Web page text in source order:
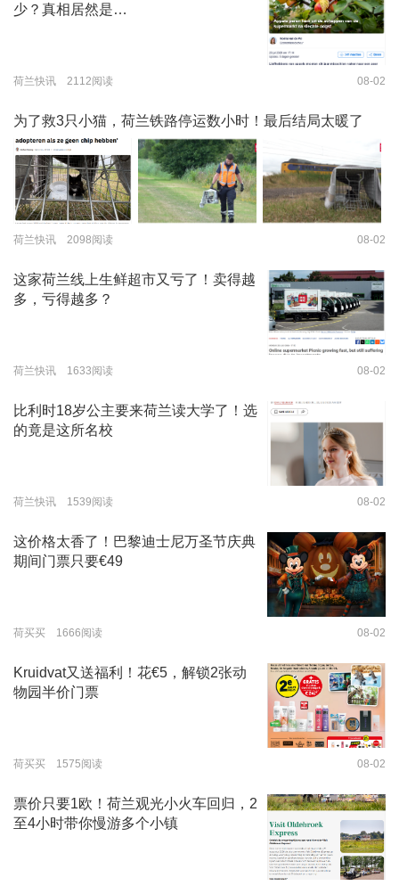
少？真相居然是…
荷兰快讯 2112阅读 08-02
为了救3只小猫，荷兰铁路停运数小时！最后结局太暖了
荷兰快讯 2098阅读 08-02
这家荷兰线上生鲜超市又亏了！卖得越
多，亏得越多？
荷兰快讯 1633阅读 08-02
比利时18岁公主要来荷兰读大学了！选
的竟是这所名校
荷兰快讯 1539阅读 08-02
这价格太香了！巴黎迪士尼万圣节庆典
期间门票只要€49
荷买买 1666阅读 08-02
Kruidvat又送福利！花€5，解锁2张动
物园半价门票
荷买买 1575阅读 08-02
票价只要1欧！荷兰观光小火车回归，2
至4小时带你慢游多个小镇